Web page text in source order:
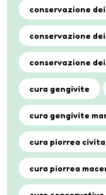
conservazione
conservazione
conservazione
cura gengivite
cura gengivite
cura piorrea
cura piorrea